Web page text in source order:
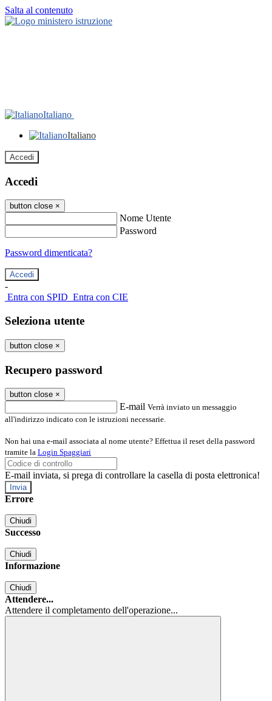
Salta al contenuto
Italiano
Italiano
Accedi
Accedi
button close ×
Nome Utente
Password
Password dimenticata?
-
Entra con SPID Entra con CIE
Seleziona utente
button close ×
Recupero password
button close ×
E-mail Verrà inviato un messaggio
all'indirizzo indicato con le istruzioni necessarie.
Non hai una e-mail associata al nome utente? Effettua il reset della password
tramite la Login Spaggiari
E-mail inviata, si prega di controllare la casella di posta elettronica!
Errore
Chiudi
Successo
Chiudi
Informazione
Chiudi
Attendere...
Attendere il completamento dell'operazione...